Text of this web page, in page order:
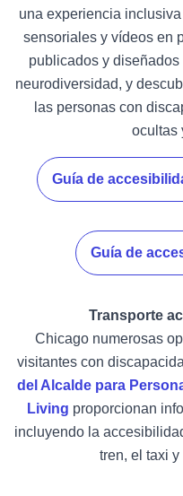
una experiencia
sensoriales y vídeos en
publicados y
neurodiversidad, y
las personas con
ocultas
Guía de
Guía de
Transporte
Chicago numerosas
visitantes con
del Alcalde para
Living proporcionan
incluyendo la
tren, el taxi